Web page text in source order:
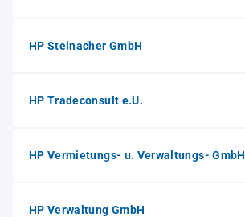
HP Steinacher GmbH
HP Tradeconsult e.U.
HP Vermietungs- u. Verwaltungs- GmbH
HP Verwaltung GmbH